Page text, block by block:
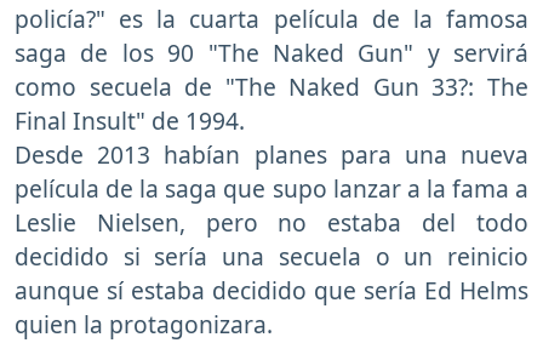
policía?" es la cuarta película de la famosa
saga de los 90 "The Naked Gun" y servirá
como secuela de "The Naked Gun 33?: The
Final Insult" de 1994.
Desde 2013 habían planes para una nueva
película de la saga que supo lanzar a la fama a
Leslie Nielsen, pero no estaba del todo
decidido si sería una secuela o un reinicio
aunque sí estaba decidido que sería Ed Helms
quien la protagonizara.